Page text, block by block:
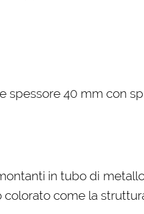
spessore 40 mm con
in tubo di
colorato come la